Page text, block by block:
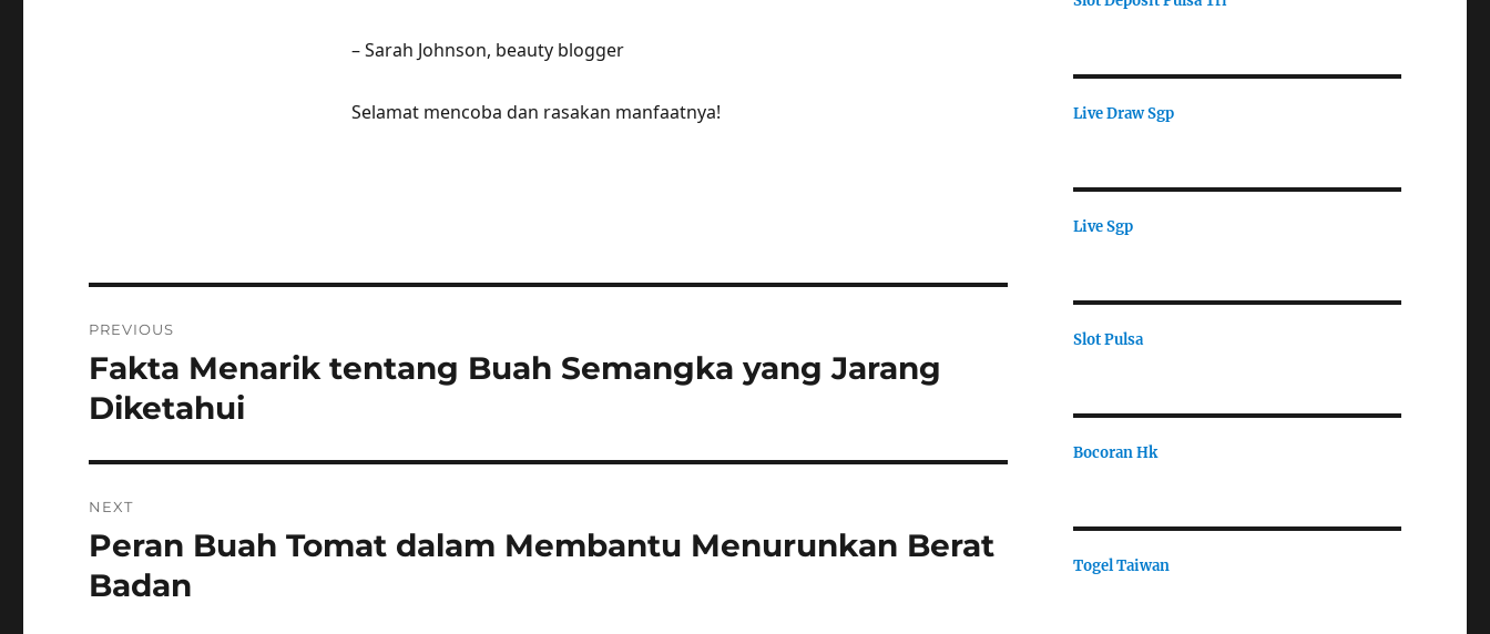
– Sarah Johnson, beauty blogger
Selamat mencoba dan rasakan manfaatnya!
navigation
PREVIOUS
Previous
post:
Fakta Menarik tentang Buah Semangka yang Jarang
Diketahui
NEXT
Next
post:
Peran Buah Tomat dalam Membantu Menurunkan Berat
Badan
Live Draw Sgp
Live Sgp
Slot Pulsa
Bocoran Hk
Togel Taiwan